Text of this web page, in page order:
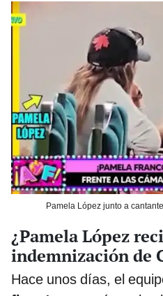
Pamela López junto a
¿Pamela López
indemnización de
Hace unos días, el